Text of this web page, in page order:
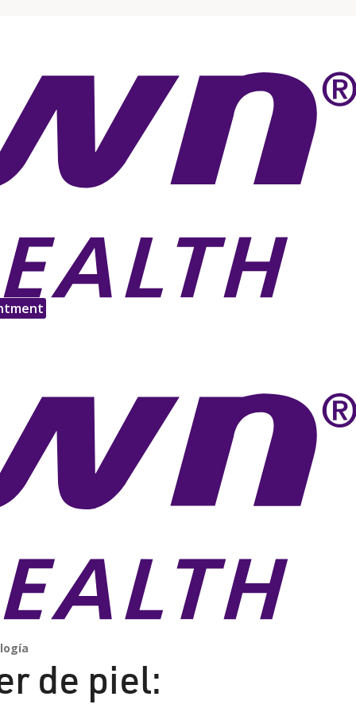
de piel: